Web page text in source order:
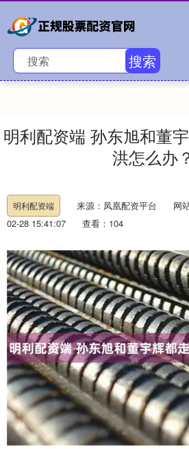
搜索
明利配资端 孙东旭和董
洪怎么办
明利配资端 来源：凤凰配资平台 网
02-28 15:41:07
查看：104